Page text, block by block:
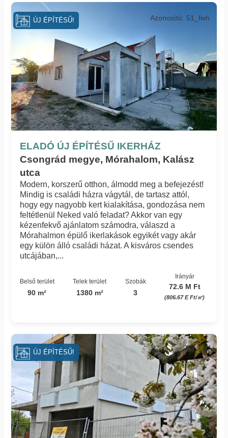
ELADÓ ÚJ ÉPÍTÉSŰ IKERHÁZ
Csongrád megye, Mórahalom, Kalász
utca
Azonosító: 51_fwh
Modern, korszerű otthon, álmodd meg a befejezést!
Mindig is családi házra vágytál, de tartasz attól,
hogy egy nagyobb kert kialakítása, gondozása nem
feltétlenül Neked való feladat? Akkor van egy
kézenfekvő ajánlatom számodra, válaszd a
Mórahalmon épülő ikerlakások egyikét vagy akár
egy külön álló családi házat. A kisváros csendes
utcájában,...
Belső terület
90 m²
Telek terület
1380 m²
Szobák
3
Irányár
72.6 M Ft
(806.67 E Ft/㎡)
ÚJ ÉPÍTÉSŰ!
Azonosító: 44_fwh
ÚJ ÉPÍTÉSŰ!